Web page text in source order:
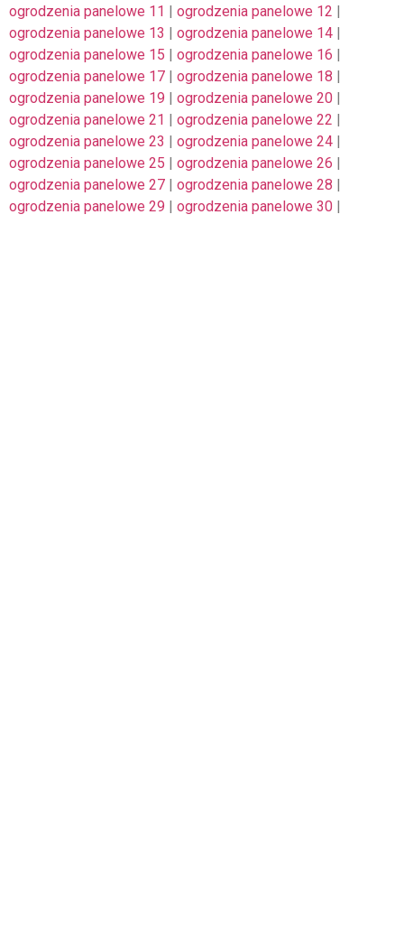
ogrodzenia panelowe 11 | ogrodzenia panelowe 12 |
ogrodzenia panelowe 13 | ogrodzenia panelowe 14 |
ogrodzenia panelowe 15 | ogrodzenia panelowe 16 |
ogrodzenia panelowe 17 | ogrodzenia panelowe 18 |
ogrodzenia panelowe 19 | ogrodzenia panelowe 20 |
ogrodzenia panelowe 21 | ogrodzenia panelowe 22 |
ogrodzenia panelowe 23 | ogrodzenia panelowe 24 |
ogrodzenia panelowe 25 | ogrodzenia panelowe 26 |
ogrodzenia panelowe 27 | ogrodzenia panelowe 28 |
ogrodzenia panelowe 29 | ogrodzenia panelowe 30 |